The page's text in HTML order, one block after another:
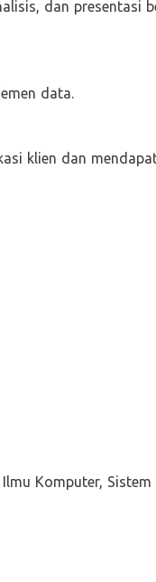
dan presentasi
data.
klien dan
Komputer,